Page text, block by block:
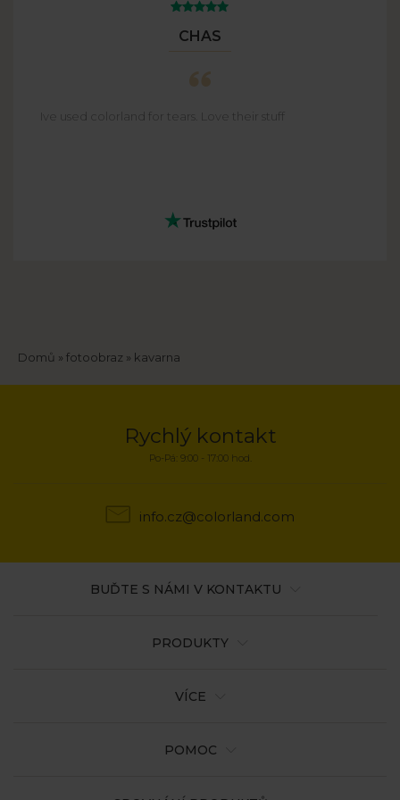
CHAS
Ive used colorland for tears. Love their stuff
Drobečková
Domů fotoobraz kavarna
Rychlý kontakt
Po-Pá: 9:00 - 17:00 hod.
info.cz@colorland.com
PRODUKTY
VÍCE
POMOC
BUĎTE S NÁMI V KONTAKTU